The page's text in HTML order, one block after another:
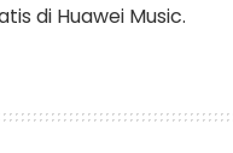
di Huawei Music.